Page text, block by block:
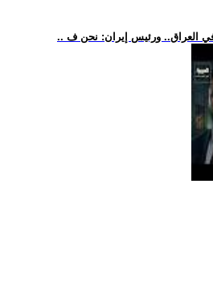
في العراق.. ورئيس إيران: نحن ف